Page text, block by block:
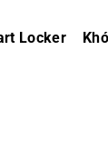
Locker